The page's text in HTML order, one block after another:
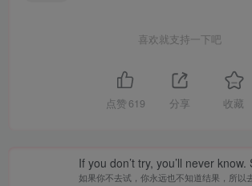
喜欢就支持一下吧
点赞 619 分享 收藏
If you don’t try, you’ll never know.
如果你不去试，你永远也不知道结果，所以